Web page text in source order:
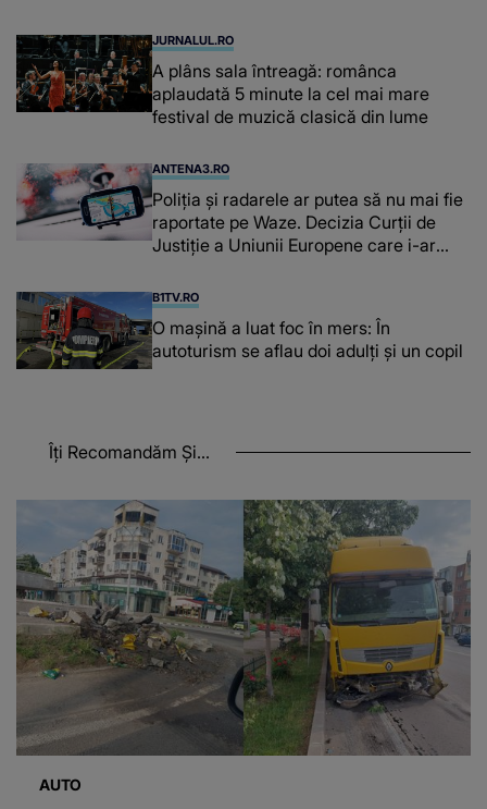
JURNALUL.RO
A plâns sala întreagă: românca
aplaudată 5 minute la cel mai mare
festival de muzică clasică din lume
ANTENA3.RO
Poliţia şi radarele ar putea să nu mai fie
raportate pe Waze. Decizia Curţii de
Justiție a Uniunii Europene care i-ar
B1TV.RO
O maşină a luat foc în mers: În
autoturism se aflau doi adulți și un copil
Îți Recomandăm Și...
AUTO